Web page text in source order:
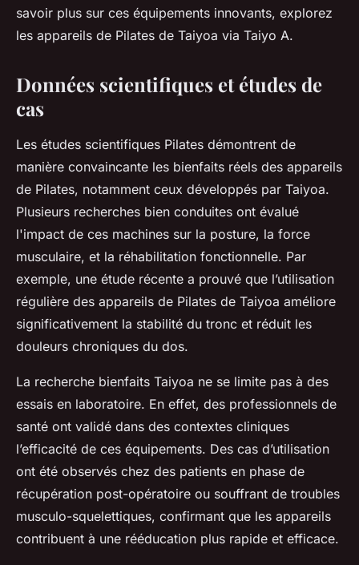
savoir plus sur ces équipements innovants, explorez
les appareils de Pilates de Taiyoa via Taiyo A.
Données scientifiques et études de
cas
Les études scientifiques Pilates démontrent de
manière convaincante les bienfaits réels des appareils
de Pilates, notamment ceux développés par Taiyoa.
Plusieurs recherches bien conduites ont évalué
l'impact de ces machines sur la posture, la force
musculaire, et la réhabilitation fonctionnelle. Par
exemple, une étude récente a prouvé que l’utilisation
régulière des appareils de Pilates de Taiyoa améliore
significativement la stabilité du tronc et réduit les
douleurs chroniques du dos.
La recherche bienfaits Taiyoa ne se limite pas à des
essais en laboratoire. En effet, des professionnels de
santé ont validé dans des contextes cliniques
l’efficacité de ces équipements. Des cas d’utilisation
ont été observés chez des patients en phase de
récupération post-opératoire ou souffrant de troubles
musculo-squelettiques, confirmant que les appareils
contribuent à une rééducation plus rapide et efficace.